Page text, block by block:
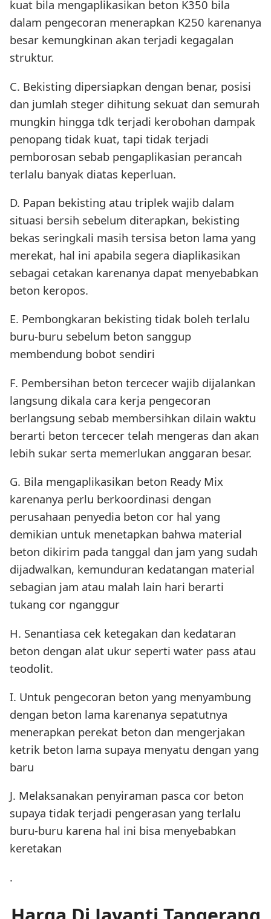
kuat bila mengaplikasikan beton K350 bila
dalam pengecoran menerapkan K250 karenanya
besar kemungkinan akan terjadi kegagalan
struktur.
C. Bekisting dipersiapkan dengan benar, posisi
dan jumlah steger dihitung sekuat dan semurah
mungkin hingga tdk terjadi kerobohan dampak
penopang tidak kuat, tapi tidak terjadi
pemborosan sebab pengaplikasian perancah
terlalu banyak diatas keperluan.
D. Papan bekisting atau triplek wajib dalam
situasi bersih sebelum diterapkan, bekisting
bekas seringkali masih tersisa beton lama yang
merekat, hal ini apabila segera diaplikasikan
sebagai cetakan karenanya dapat menyebabkan
beton keropos.
E. Pembongkaran bekisting tidak boleh terlalu
buru-buru sebelum beton sanggup
membendung bobot sendiri
F. Pembersihan beton tercecer wajib dijalankan
langsung dikala cara kerja pengecoran
berlangsung sebab membersihkan dilain waktu
berarti beton tercecer telah mengeras dan akan
lebih sukar serta memerlukan anggaran besar.
G. Bila mengaplikasikan beton Ready Mix
karenanya perlu berkoordinasi dengan
perusahaan penyedia beton cor hal yang
demikian untuk menetapkan bahwa material
beton dikirim pada tanggal dan jam yang sudah
dijadwalkan, kemunduran kedatangan material
sebagian jam atau malah lain hari berarti
tukang cor nganggur
H. Senantiasa cek ketegakan dan kedataran
beton dengan alat ukur seperti water pass atau
teodolit.
I. Untuk pengecoran beton yang menyambung
dengan beton lama karenanya sepatutnya
menerapkan perekat beton dan mengerjakan
ketrik beton lama supaya menyatu dengan yang
baru
J. Melaksanakan penyiraman pasca cor beton
supaya tidak terjadi pengerasan yang terlalu
buru-buru karena hal ini bisa menyebabkan
keretakan
.